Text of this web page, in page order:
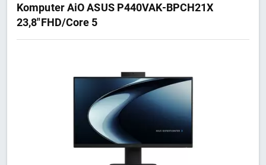
Komputer AiO ASUS P440VAK-BPCH21X
23,8"FHD/Core 5
210H/16GB/SSD512GB/Intel/W11 PRO